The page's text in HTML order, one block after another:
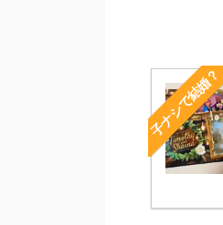
子ナシで結婚？